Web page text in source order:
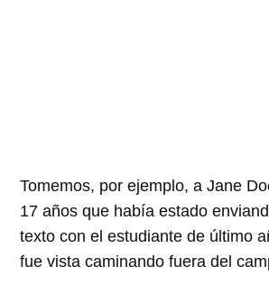
Tomemos, por ejemplo, a Jane
17 años que había estado
texto con el estudiante de último
fue vista caminando fuera del